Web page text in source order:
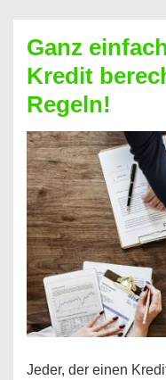
bekommen?
So
ist
es
möglich!
Ganz
Kredit
Regeln!
Jeder, der einen